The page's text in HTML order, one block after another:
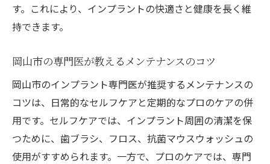
す。これにより、インプラントの快適さと健康を長く維
持できます。
岡山市の専門医が教えるメンテナンスのコツ
岡山市のインプラント専門医が推奨するメンテナンスの
コツは、日常的なセルフケアと定期的なプロのケアの併
用です。セルフケアでは、インプラント周囲の清潔を保
つために、歯ブラシ、フロス、抗菌マウスウォッシュの
使用がすすめられます。一方で、プロのケアでは、専門